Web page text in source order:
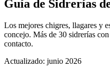
Guía de Sidrerías
Los mejores chigres, llagares y
concejo. Más de 30 sidrerías
contacto.
Actualizado: junio 2026